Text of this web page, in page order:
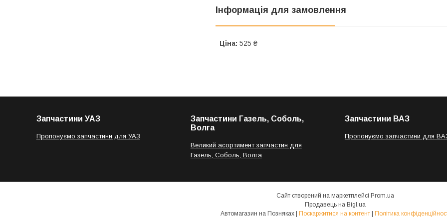
Інформація для замовлення
Ціна: 525 ₴
Запчастини УАЗ
Пропонуємо запчастини для УАЗ
Запчастини Газель, Соболь,
Волга
Великий асортимент запчастин для
Газель, Соболь, Волга
Запчастини ВАЗ
Пропонуємо запчастини для
Сайт створений на маркетплейсі Prom.ua
Продавець на Bigl.ua
Автомагазин на Позняках | Поскаржитися на контент | Політика